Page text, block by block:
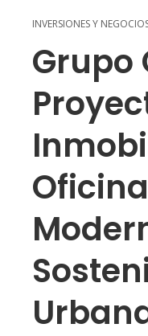
INVERSIONES Y
Grupo